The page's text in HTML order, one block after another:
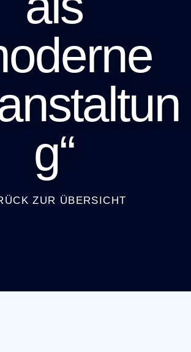
g“
ZUR ÜBERSICHT